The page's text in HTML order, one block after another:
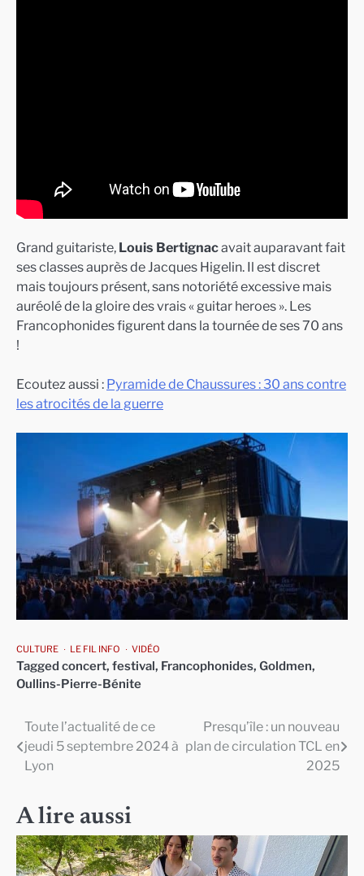
Grand guitariste, Louis Bertignacavait auparavant fait
ses classes auprès de Jacques Higelin. Il est discret
mais toujours présent, sans notoriété excessive mais
auréolé de la gloire des vrais « guitar heroes ». Les
Francophonides figurent dans la tournée de ses 70 ans
!
Ecoutez aussi : Pyramide de Chaussures : 30 ans contre
les atrocités de la guerre
CULTURE LE FIL INFO VIDÉO
Tagged concert, festival, Francophonides, Goldmen,
Oullins-Pierre-Bénite
Navigation
de
Toute l’actualité de ce
jeudi 5 septembre 2024 à
Lyon
Presqu’île : un nouveau
plan de circulation TCL en
2025
A lire aussi